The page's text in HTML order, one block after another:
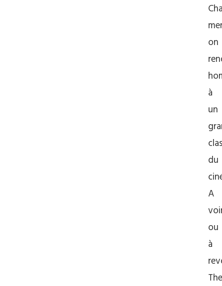
on
à
un
du
A
ou
à
The